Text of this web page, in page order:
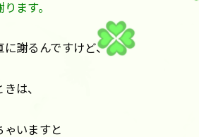
ます。
に謝るんですけど、
は、
ゃいますと